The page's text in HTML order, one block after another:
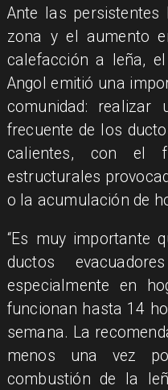
​Ante las
zona y el aumento
calefacción a leña,
Angol emitió una
comunidad: realizar
frecuente de los
calientes, con el
estructurales
o la acumulación de
​“Es muy importante
ductos
especialmente en
funcionan hasta 14
semana. La
menos una vez
combustión de la